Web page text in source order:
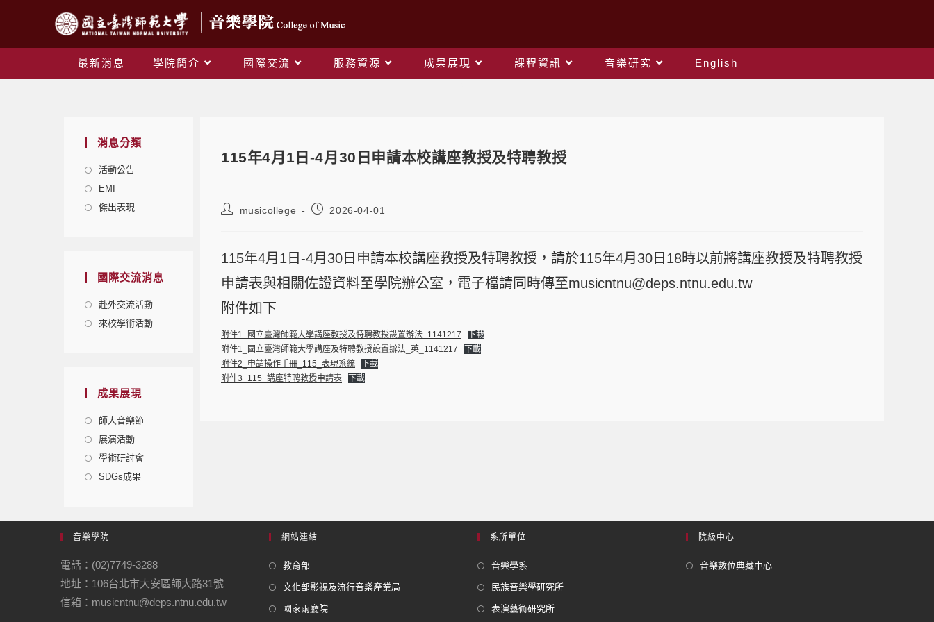
最新消息 學院簡介 國際交流 服務資源 成果展現 課程資訊 音樂研究 English
消息分類
活動公告
EMI
傑出表現
國際交流消息
赴外交流活動
來校學術活動
成果展現
師大音樂節
展演活動
學術研討會
SDGs成果
115年4月1日-4月30日申請本校講座教授及特聘教授
musicollege 2026-04-01
115年4月1日-4月30日申請本校講座教授及特聘教授，請於115年4月30日18時以前將講座教授及特聘教授
申請表與相關佐證資料至學院辦公室，電子檔請同時傳至musicntnu@deps.ntnu.edu.tw
附件如下
附件1_國立臺灣師範大學講座教授及特聘教授設置辦法_1141217
下載
附件1_國立臺灣師範大學講座及特聘教授設置辦法_英_1141217
下載
附件2_申請操作手冊_115_表現系統
下載
附件3_115_講座特聘教授申請表
下載
音樂學院
電話：(02)7749-3288
地址：106台北市大安區師大路31號
信箱：musicntnu@deps.ntnu.edu.tw
網站連結
教育部
文化部影視及流行音樂產業局
國家兩廳院
系所單位
音樂學系
民族音樂學研究所
表演藝術研究所
院級中心
音樂數位典藏中心